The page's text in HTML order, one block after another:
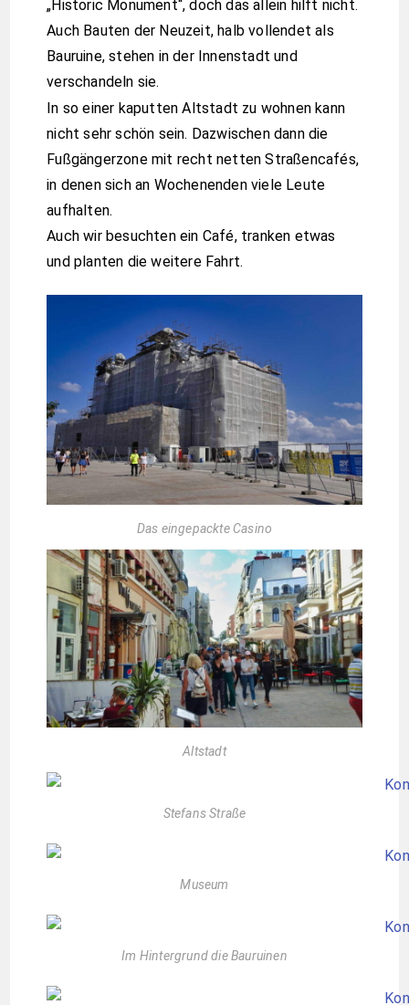
„Historic Monument“, doch das allein hilft nicht.
Auch Bauten der Neuzeit, halb vollendet als
Bauruine, stehen in der Innenstadt und
verschandeln sie.
In so einer kaputten Altstadt zu wohnen kann
nicht sehr schön sein. Dazwischen dann die
Fußgängerzone mit recht netten Straßencafés,
in denen sich an Wochenenden viele Leute
aufhalten.
Auch wir besuchten ein Café, tranken etwas
und planten die weitere Fahrt.
Das eingepackte Casino
Altstadt
Stefans Straße
Museum
Im Hintergrund die Bauruinen